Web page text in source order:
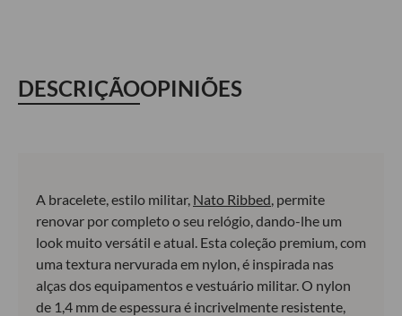
Black
DESCRIÇÃOOPINIÕES
A bracelete, estilo militar, Nato Ribbed, permite
renovar por completo o seu relógio, dando-lhe um
look muito versátil e atual. Esta coleção premium, com
uma textura nervurada em nylon, é inspirada nas
alças dos equipamentos e vestuário militar. O nylon
de 1,4 mm de espessura é incrivelmente resistente,